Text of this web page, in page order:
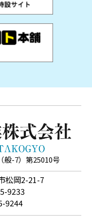
-7）第25010号
松岡2-21-7
9233
9244